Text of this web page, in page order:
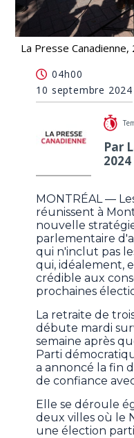
La Presse Canadienne,
l'accord avec les
04h00
10 septembre 2024
Par
2024
MONTRÉAL —
réunissent à
nouvelle
parlementaire
qui n'inclut pas
qui, idéalement,
crédible aux
prochaines
La retraite de
débute mardi
semaine après
Parti
a annoncé la fin
de confiance
Elle se déroule
deux villes où le
une élection